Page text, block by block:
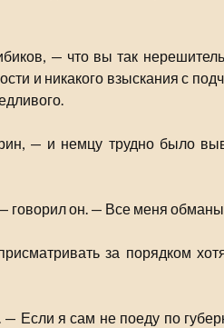
— что вы так
и никакого взыскания с
— и немцу трудно было
говорил он. — Все меня
за порядком
Если я сам не поеду по